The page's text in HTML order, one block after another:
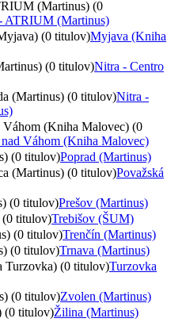
(Martinus) (0
ATRIUM (Martinus)
(0 titulov)Myjava (Kniha
(0 titulov)Nitra - Centro
(Martinus) (0 titulov)Nitra -
Váhom (Kniha Malovec) (0
Váhom (Kniha Malovec)
(0 titulov)Poprad (Martinus)
(Martinus) (0 titulov)Považská
(0 titulov)Prešov (Martinus)
titulov)Trebišov (ŠUM)
(0 titulov)Trenčín (Martinus)
(0 titulov)Trnava (Martinus)
Turzovka) (0 titulov)Turzovka
(0 titulov)Zvolen (Martinus)
(0 titulov)Žilina (Martinus)